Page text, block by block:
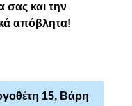
σας και την
απόβλητα!
15, Βάρη